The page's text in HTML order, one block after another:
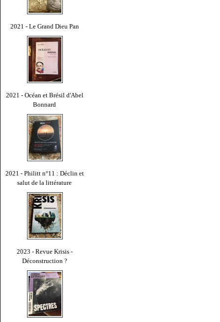
2021 - Le Grand Dieu Pan
2021 - Océan et Brésil d'Abel
Bonnard
2021 - Philitt n°11 : Déclin et
salut de la littérature
2023 - Revue Krisis -
Déconstruction ?